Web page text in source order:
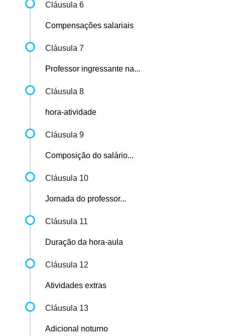
Cláusula 6
Compensações salariais
Cláusula 7
Professor ingressante na...
Cláusula 8
hora-atividade
Cláusula 9
Composição do salário...
Cláusula 10
Jornada do professor...
Cláusula 11
Duração da hora-aula
Cláusula 12
Atividades extras
Cláusula 13
Adicional noturno